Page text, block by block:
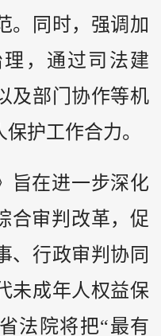
。同时，强调加
，通过司法建
及部门协作等机
护工作合力。
旨在进一步深化
合审判改革，促
、行政审判协同
未成年人权益保
法院将把“最有